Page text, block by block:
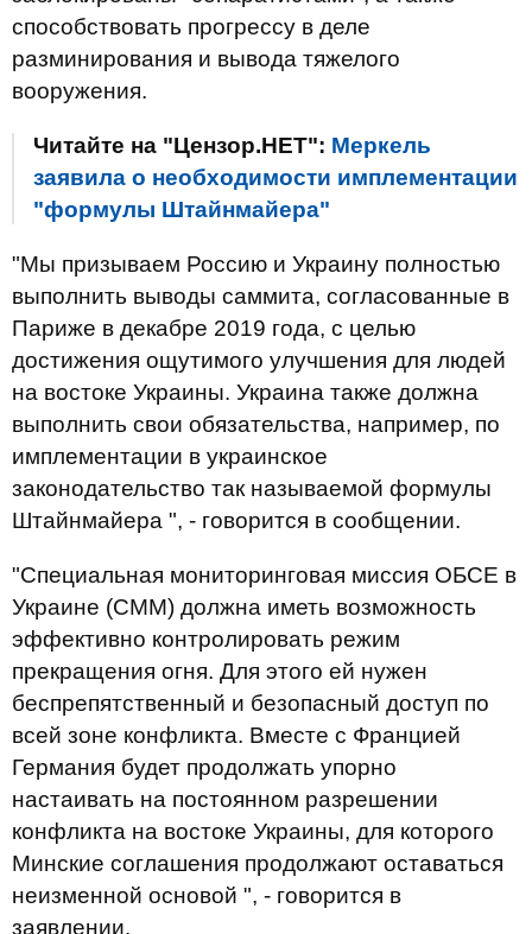
способствовать прогрессу в деле
разминирования и вывода тяжелого
вооружения.
Читайте на "Цензор.НЕТ": Меркель
заявила о необходимости имплементации
"формулы Штайнмайера"
"Мы призываем Россию и Украину полностью
выполнить выводы саммита, согласованные в
Париже в декабре 2019 года, с целью
достижения ощутимого улучшения для людей
на востоке Украины. Украина также должна
выполнить свои обязательства, например, по
имплементации в украинское
законодательство так называемой формулы
Штайнмайера ", - говорится в сообщении.
"Специальная мониторинговая миссия ОБСЕ в
Украине (СММ) должна иметь возможность
эффективно контролировать режим
прекращения огня. Для этого ей нужен
беспрепятственный и безопасный доступ по
всей зоне конфликта. Вместе с Францией
Германия будет продолжать упорно
настаивать на постоянном разрешении
конфликта на востоке Украины, для которого
Минские соглашения продолжают оставаться
неизменной основой ", - говорится в
заявлении.